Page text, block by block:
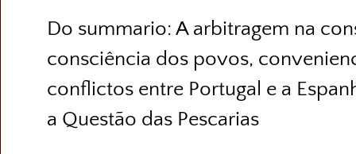
Do summario: A arbitragem na
consciência dos povos,
conflictos entre Portugal e a
a Questão das Pescarias